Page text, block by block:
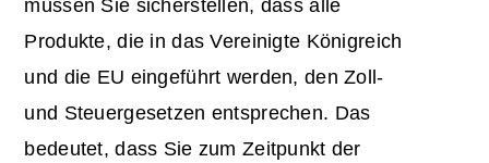
müssen Sie sicherstellen, dass alle
Produkte, die in das Vereinigte Königreich
und die EU eingeführt werden, den Zoll-
und Steuergesetzen entsprechen. Das
bedeutet, dass Sie zum Zeitpunkt der